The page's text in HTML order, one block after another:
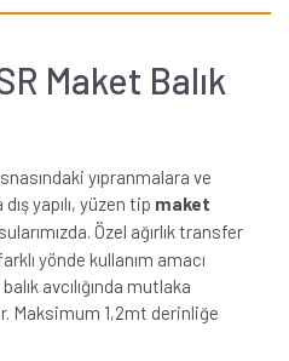
Maket Balık
yıpranmalara ve
yapılı, yüzen tip maket
Özel ağırlık transfer
yönde kullanım amacı
avcılığında mutlaka
Maksimum 1,2mt derinliğe